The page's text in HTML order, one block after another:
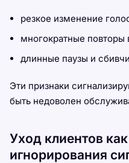
резкое изменение
многократные повторы
длинные паузы и
Эти признаки
быть недоволен
Уход клиентов
игнорирования